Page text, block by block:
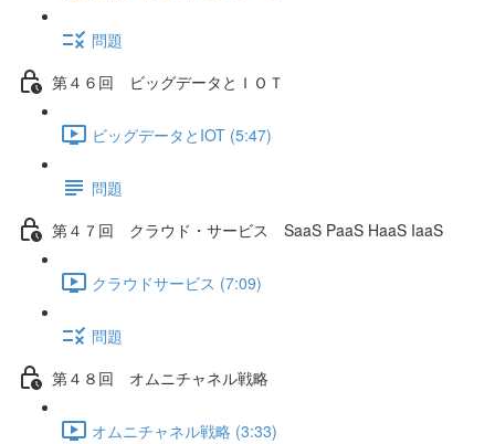
問題
第４６回 ビッグデータとＩＯＴ
ビッグデータとIOT (5:47)
問題
第４７回 クラウド・サービス SaaS PaaS HaaS IaaS
クラウドサービス (7:09)
問題
第４８回 オムニチャネル戦略
オムニチャネル戦略 (3:33)